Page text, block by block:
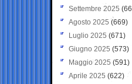
Settembre 2025
Agosto 2025 (669)
Luglio 2025 (671)
Giugno 2025 (573)
Maggio 2025 (591)
Aprile 2025 (622)